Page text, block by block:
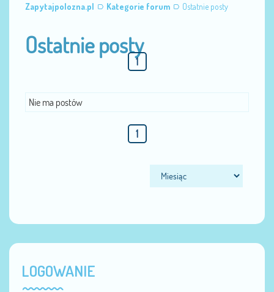
Zapytajpolozna.pl Kategorie forum Ostatnie posty
Ostatnie posty
1
Nie ma postów
1
LOGOWANIE